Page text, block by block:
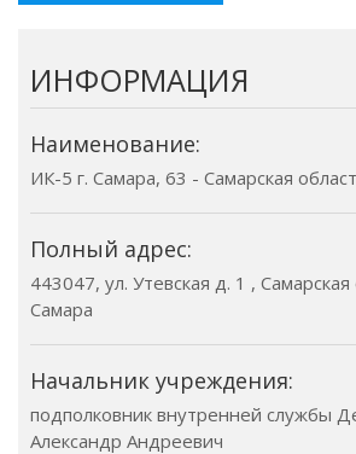
ИНФОРМАЦИЯ
Наименование:
ИК-5 г. Самара, 63 - Самарская
Полный адрес:
443047, ул. Утевская д. 1 , Самарская
Самара
Начальник учреждения:
подполковник внутренней службы
Александр Андреевич